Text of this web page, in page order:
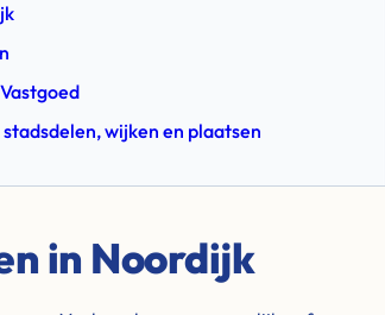
wijken en plaatsen
in Noordijk